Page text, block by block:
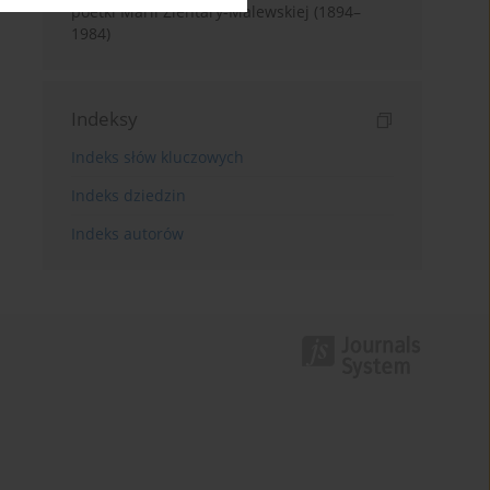
poetki Marii Zientary-Malewskiej (1894–
1984)
Indeksy
Indeks słów kluczowych
Indeks dziedzin
Indeks autorów